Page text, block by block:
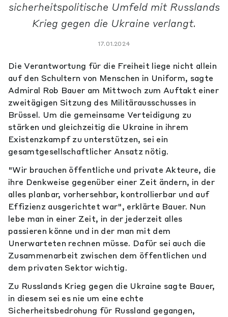
sicherheitspolitische Umfeld mit Russlands
Krieg gegen die Ukraine verlangt.
17.01.2024
Die Verantwortung für die Freiheit liege nicht allein
auf den Schultern von Menschen in Uniform, sagte
Admiral Rob Bauer am Mittwoch zum Auftakt einer
zweitägigen Sitzung des Militärausschusses in
Brüssel. Um die gemeinsame Verteidigung zu
stärken und gleichzeitig die Ukraine in ihrem
Existenzkampf zu unterstützen, sei ein
gesamtgesellschaftlicher Ansatz nötig.
"Wir brauchen öffentliche und private Akteure, die
ihre Denkweise gegenüber einer Zeit ändern, in der
alles planbar, vorhersehbar, kontrollierbar und auf
Effizienz ausgerichtet war", erklärte Bauer. Nun
lebe man in einer Zeit, in der jederzeit alles
passieren könne und in der man mit dem
Unerwarteten rechnen müsse. Dafür sei auch die
Zusammenarbeit zwischen dem öffentlichen und
dem privaten Sektor wichtig.
Zu Russlands Krieg gegen die Ukraine sagte Bauer,
in diesem sei es nie um eine echte
Sicherheitsbedrohung für Russland gegangen,